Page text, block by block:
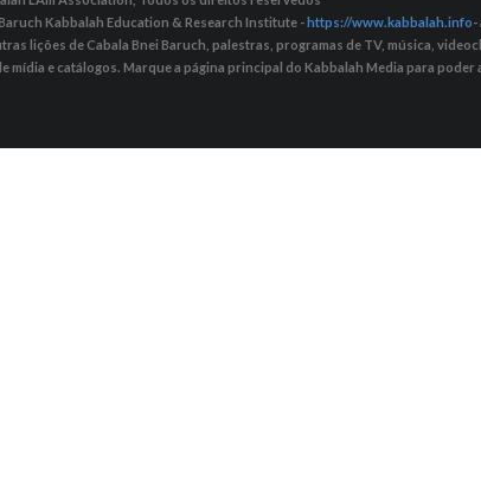
Kabbalah Education & Research Institute -https://www.kabbalah.info-
lições de Cabala Bnei Baruch, palestras, programas de TV, música,
e catálogos. Marque a página principal do Kabbalah Media para